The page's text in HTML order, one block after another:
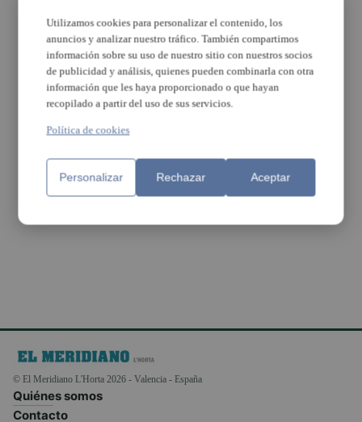
espera de Montoro
Burjassot contra la
eliminación del IMCJB
El Consell apoyará a
© El Meridiano L'Horta 2026 - Valencia - España
Quiénes somos
Contacto
Utilizamos cookies para personalizar el contenido, los
anuncios y analizar nuestro tráfico. También compartimos
información sobre su uso de nuestro sitio con nuestros socios
de publicidad y análisis, quienes pueden combinarla con otra
información que les haya proporcionado o que hayan
recopilado a partir del uso de sus servicios.
Política de cookies
Personalizar Rechazar Aceptar